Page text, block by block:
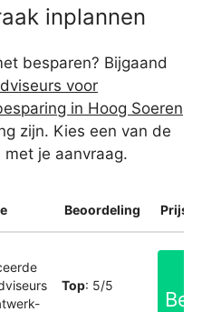
inplannen
besparen? Bijgaand
voor
in Hoog Soeren
zijn. Kies een van de
je aanvraag.
Beoordeling
Top: 5/5